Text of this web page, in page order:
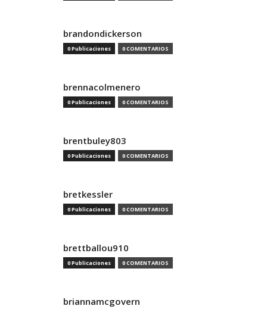
brandondickerson
0 Publicaciones 0 COMENTARIOS
brennacolmenero
0 Publicaciones 0 COMENTARIOS
brentbuley803
0 Publicaciones 0 COMENTARIOS
bretkessler
0 Publicaciones 0 COMENTARIOS
brettballou910
0 Publicaciones 0 COMENTARIOS
briannamcgovern